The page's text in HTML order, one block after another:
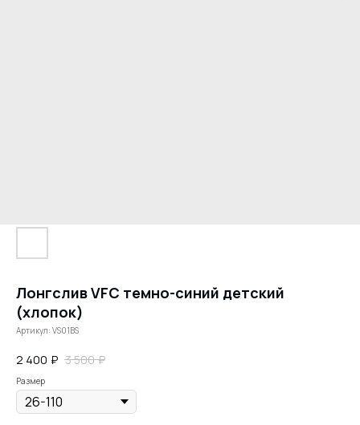
Лонгслив VFC темно-синий детский
(хлопок)
Артикул: VS01BS
2 400 ₽ 3 500 ₽
Размер